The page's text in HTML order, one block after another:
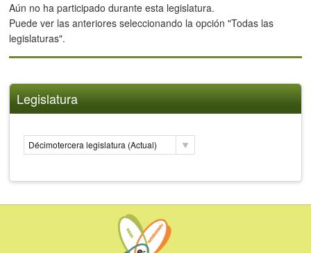
Aún no ha participado durante esta legislatura.
Puede ver las anteriores seleccionando la opción "Todas las
legislaturas".
Legislatura
Décimotercera legislatura (Actual)